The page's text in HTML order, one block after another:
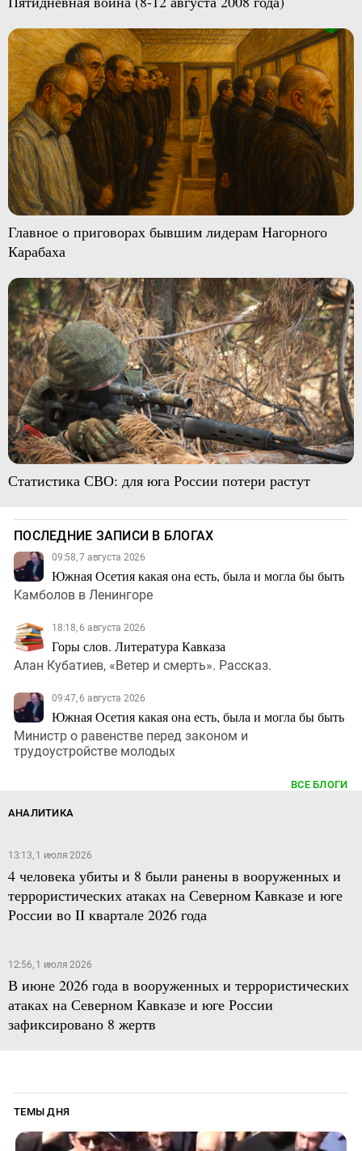
Главное о приговорах бывшим лидерам Нагорного
Карабаха
Статистика СВО: для юга России потери растут
ПОСЛЕДНИЕ ЗАПИСИ В БЛОГАХ
09:58, 7 августа 2026
Южная Осетия какая она есть, была и могла бы быть
Камболов в Ленингоре
18:18, 6 августа 2026
Горы слов. Литература Кавказа
Алан Кубатиев, «Ветер и смерть». Рассказ.
09:47, 6 августа 2026
Южная Осетия какая она есть, была и могла бы быть
Министр о равенстве перед законом и
трудоустройстве молодых
ВСЕ БЛОГИ
АНАЛИТИКА
13:13, 1 июля 2026
4 человека убиты и 8 были ранены в вооруженных и
террористических атаках на Северном Кавказе и юге
России во II квартале 2026 года
12:56, 1 июля 2026
В июне 2026 года в вооруженных и террористических
атаках на Северном Кавказе и юге России
зафиксировано 8 жертв
ТЕМЫ ДНЯ